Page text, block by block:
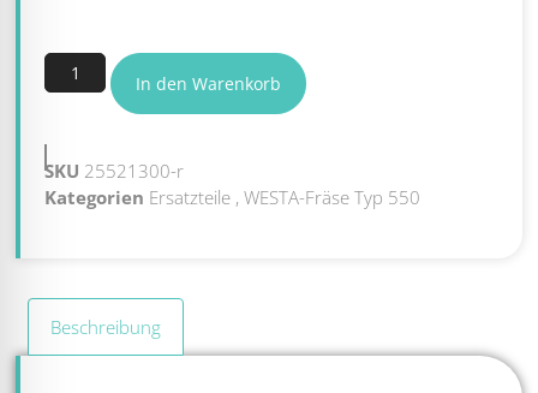
In den Warenkorb
SKU 25521300-r
Kategorien Ersatzteile ,WESTA-Fräse Typ 550
Beschreibung